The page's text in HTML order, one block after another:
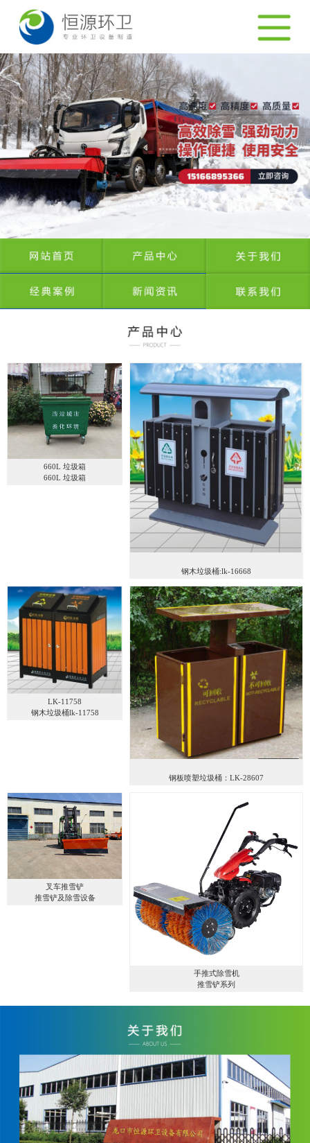
660L 垃圾箱
660L 垃圾箱
钢木垃圾桶:lk-16668
LK-11758
钢木垃圾桶lk-11758
钢板喷塑垃圾桶：LK-28607
叉车推雪铲
推雪铲及除雪设备
手推式除雪机
推雪铲系列